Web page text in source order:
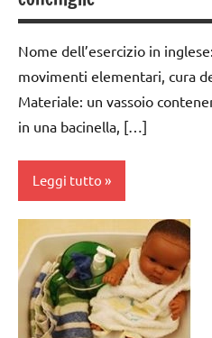
anni
GUIDA
DIDATTICA
MONTESSORI
TUTTI GLI
ARGOMENTI
PER ETA'
ARTICOLI
VITA
PRATICA
Nome dell’esercizio in
movimenti elementari, cura
Materiale: un vassoio
in una bacinella, […]
Leggi tutto
cura
dell'ambiente
dai
3 ai
6